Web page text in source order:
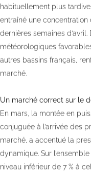
habituellement plus
entraîné une
dernières semaines
météorologiques
autres bassins français,
marché.
Un marché correct sur le
En mars, la montée en
conjuguée à l’arrivée des
marché, a accentué la
dynamique. Sur
niveau inférieur de 7 % à